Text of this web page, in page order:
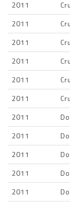
2011
2011
2011
2011
2011
2011
2011
2011
2011
2011
2011